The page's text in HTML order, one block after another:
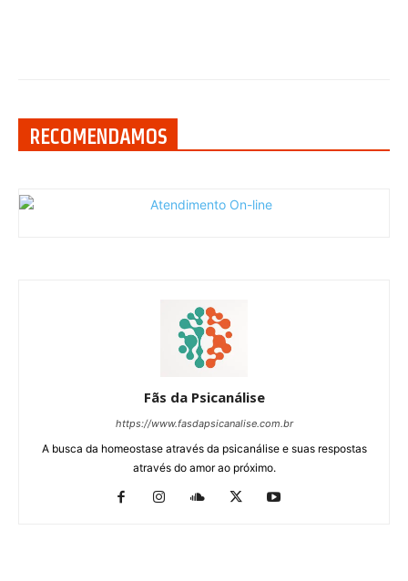
RECOMENDAMOS
Fãs da Psicanálise
https://www.fasdapsicanalise.com.br
A busca da homeostase através da psicanálise e suas respostas
através do amor ao próximo.